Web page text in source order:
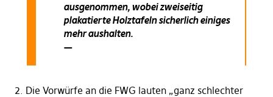
ausgenommen, wobei zweiseitig
plakatierte Holztafeln sicherlich einiges
mehr aushalten.
—
2. Die Vorwürfe an die FWG lauten „ganz schlechter